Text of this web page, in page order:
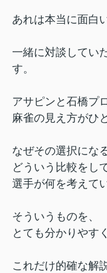
あれは本当に面白い
一緒に対談してい
す。
アサピンと石橋プ
麻雀の見え方がひ
なぜその選択にな
どういう比較をし
選手が何を考えて
そういうものを、
とても分かりやす
これだけ的確な解